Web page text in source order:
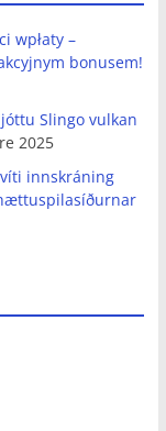
wpłaty –
bonusem!
Slingo vulkan
2025
innskráning